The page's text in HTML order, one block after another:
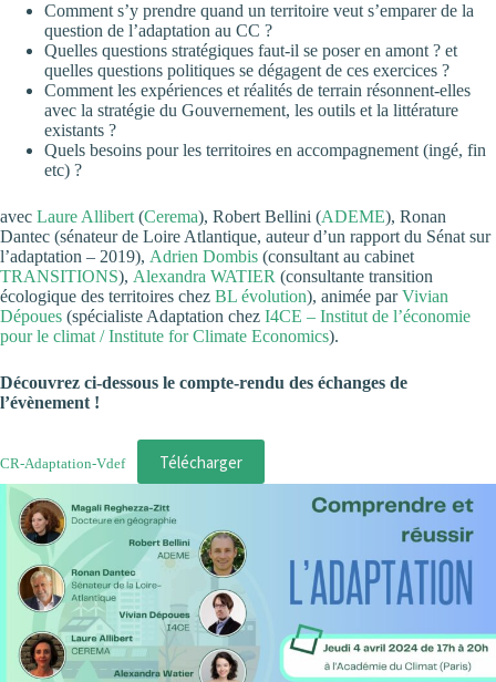
Comment s’y prendre quand un territoire veut s’emparer de la
question de l’adaptation au CC ?
Quelles questions stratégiques faut-il se poser en amont ? et
quelles questions politiques se dégagent de ces exercices ?
Comment les expériences et réalités de terrain résonnent-elles
avec la stratégie du Gouvernement, les outils et la littérature
existants ?
Quels besoins pour les territoires en accompagnement (ingé, fin
etc) ?
avec Laure Allibert (Cerema), Robert Bellini (ADEME), Ronan
Dantec (sénateur de Loire Atlantique, auteur d’un rapport du Sénat sur
l’adaptation – 2019), Adrien Dombis (consultant au cabinet
TRANSITIONS), Alexandra WATIER (consultante transition
écologique des territoires chez BL évolution), animée parVivian
Dépoues (spécialiste Adaptation chez I4CE – Institut de l’économie
pour le climat / Institute for Climate Economics).
Découvrez ci-dessous le compte-rendu des échanges de
l’évènement !
CR-Adaptation-Vdef Télécharger